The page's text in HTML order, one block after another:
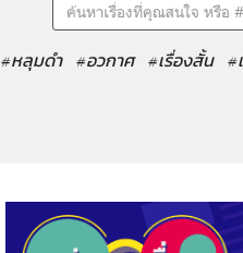
#หลุมดำ #อวกาศ #เรื่องสั้น #